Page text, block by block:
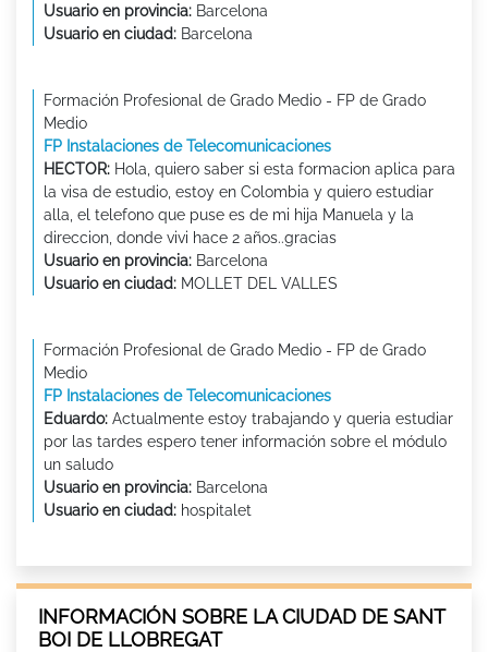
Usuario en provincia: Barcelona
Usuario en ciudad: Barcelona
Formación Profesional de Grado Medio - FP de Grado
Medio
FP Instalaciones de Telecomunicaciones
HECTOR: Hola, quiero saber si esta formacion aplica para
la visa de estudio, estoy en Colombia y quiero estudiar
alla, el telefono que puse es de mi hija Manuela y la
direccion, donde vivi hace 2 años..gracias
Usuario en provincia: Barcelona
Usuario en ciudad: MOLLET DEL VALLES
Formación Profesional de Grado Medio - FP de Grado
Medio
FP Instalaciones de Telecomunicaciones
Eduardo: Actualmente estoy trabajando y queria estudiar
por las tardes espero tener información sobre el módulo
un saludo
Usuario en provincia: Barcelona
Usuario en ciudad: hospitalet
INFORMACIÓN SOBRE LA CIUDAD DE SANT
BOI DE LLOBREGAT